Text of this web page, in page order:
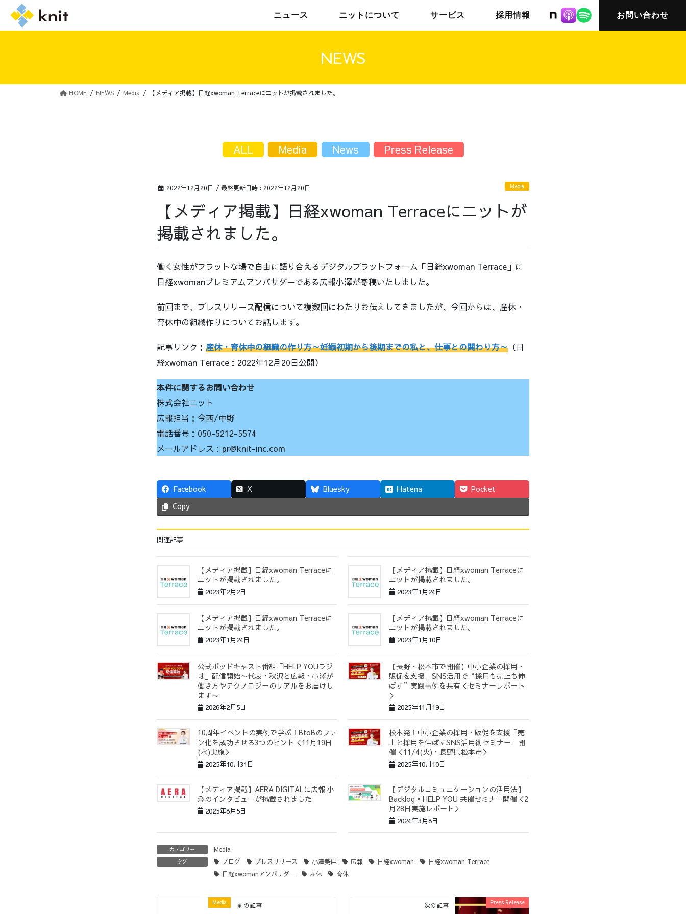
株式会社ニット
ニュース ニットについて サービス 採用情報 お問い合わせ
NEWS
HOME NEWS Media 【メディア掲載】日経xwoman Terraceにニットが掲載されました。
2022年12月20日 / 最終更新日時 : 2022年12月20日 Media
【メディア掲載】日経xwoman Terraceにニットが
掲載されました。
働く女性がフラットな場で自由に語り合えるデジタルプラットフォーム「日経xwoman Terrace」に
日経xwomanプレミアムアンバサダーである広報小澤が寄稿いたしました。
前回まで、プレスリリース配信について複数回にわたりお伝えしてきましたが、今回からは、産休・
育休中の組織作りについてお話します。
記事リンク： 産休・育休中の組織の作り方～妊娠初期から後期までの私と、仕事との関わり方～ （日
経xwoman Terrace：2022年12月20日公開）
本件に関するお問い合わせ
株式会社ニット
広報担当：今西/中野
電話番号：050-5212-5574
メールアドレス：pr@knit-inc.com
Facebook X Bluesky Hatena
Pocket
Copy
関連記事
【メディア掲載】日経xwoman Terraceに
ニットが掲載されました。
2023年2月2日
【メディア掲載】日経xwoman Terraceに
ニットが掲載されました。
2023年1月24日
【メディア掲載】日経xwoman Terraceに
ニットが掲載されました。
2023年1月24日
【メディア掲載】日経xwoman Terraceに
ニットが掲載されました。
2023年1月10日
公式ポッドキャスト番組「HELP YOUラジ
オ」配信開始〜代表・秋沢と広報・小澤が
働き方やテクノロジーのリアルをお届けし
ます〜
2026年2月5日
【長野・松本市で開催】中小企業の採用・
販促を支援｜SNS活用で“採用も売上も伸
ばす”実践事例を共有＜セミナーレポート
＞
2025年11月19日
10周年イベントの実例で学ぶ！BtoBのファ
ン化を成功させる3つのヒント＜11月19日
(水)実施＞
2025年10月31日
松本発！中小企業の採用・販促を支援「売
上と採用を伸ばすSNS活用術セミナー」開
催＜11/4(火)・長野県松本市＞
2025年10月10日
【メディア掲載】AERA DIGITALに広報 小
澤のインタビューが掲載されました
2025年8月5日
【デジタルコミュニケーションの活用法】
Backlog × HELP YOU 共催セミナー開催＜2
月28日実施レポート＞
2024年3月8日
カテゴリー Media
タグ ブログ プレスリリース 小澤美佳 広報 日経xwoman
日経xwoman Terrace
日経xwomanアンバサダー
産休 育休
Media 前の記事 Press Release
次の記事
ALL Media News Press Release